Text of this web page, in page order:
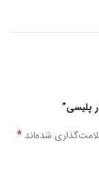
پلیسی”
شده‌اند *